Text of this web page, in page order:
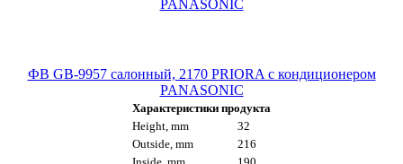
ФВ GB-9957 салонный, 2170 PRIORA с кондиционером
PANASONIC
Характеристики продукта
Height, mm
32
Outside, mm
216